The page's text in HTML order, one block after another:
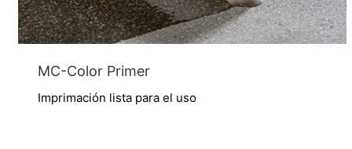
MC-Color Primer
Imprimación lista para el uso